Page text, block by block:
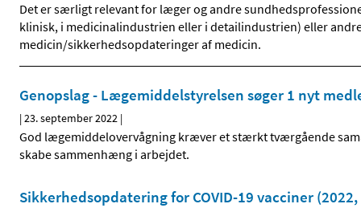
Det er særligt relevant for læger og andre
klinisk, i medicinalindustrien eller i detailindustrien) eller
medicin/sikkerhedsopdateringer af medicin.
Genopslag - Lægemiddelstyrelsen søger 1 nyt
|23. september 2022 |
God lægemiddelovervågning kræver et stærkt tværgående
skabe sammenhæng i arbejdet.
Sikkerhedsopdatering for COVID-19 vacciner (2022,